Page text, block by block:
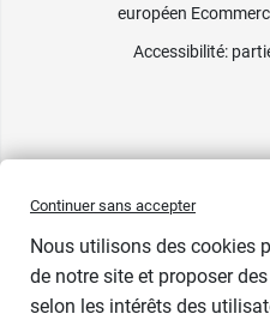
européen
Accessibilité:
Continuer sans accepter
Nous utilisons des cookies
de notre site et proposer
selon les intérêts des